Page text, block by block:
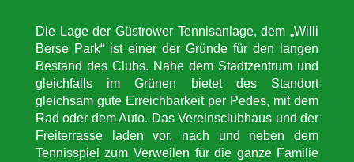
Die Lage der Güstrower Tennisanlage, dem „Willi
Berse Park“ ist einer der Gründe für den langen
Bestand des Clubs. Nahe dem Stadtzentrum und
gleichfalls im Grünen bietet des Standort
gleichsam gute Erreichbarkeit per Pedes, mit dem
Rad oder dem Auto. Das Vereinsclubhaus und der
Freiterrasse laden vor, nach und neben dem
Tennisspiel zum Verweilen für die ganze Familie